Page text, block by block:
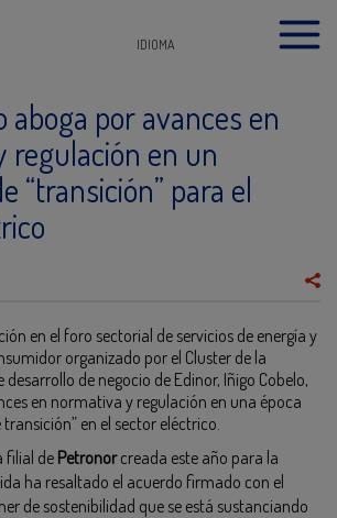
IDIOMA
aboga por avances en
regulación en un
“transición” para el
en el foro sectorial de servicios de energía y
organizado por el Cluster de la
desarrollo de negocio de Edinor, Iñigo Cobelo,
en normativa y regulación en una época
en el sector eléctrico.
filial de Petronorcreada este año para la
ha resaltado el acuerdo firmado con el
de sostenibilidad que se está sustanciando